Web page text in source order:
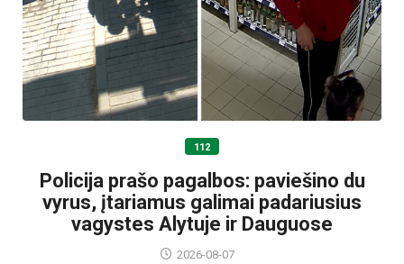
112
Policija prašo pagalbos: paviešino du
vyrus, įtariamus galimai padariusius
vagystes Alytuje ir Dauguose
2026-08-07